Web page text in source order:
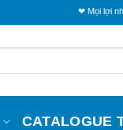
❤ Mọi lợi nhuận thu
CATALOGUE